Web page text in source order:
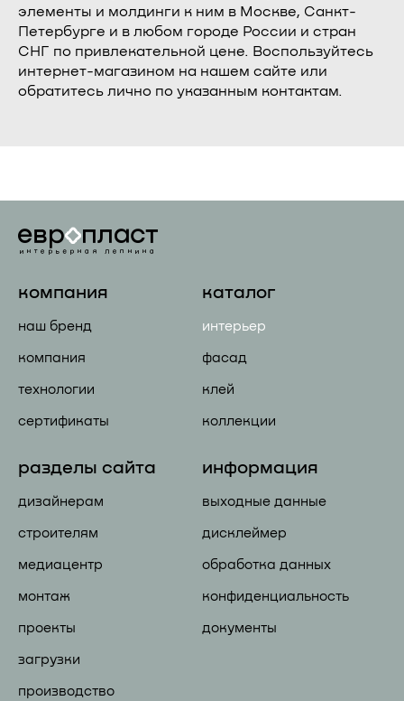
элементы и молдинги к ним в Москве, Санкт-
Петербурге и в любом городе России и стран
СНГ по привлекательной цене. Воспользуйтесь
интернет-магазином на нашем сайте или
обратитесь лично по указанным контактам.
компания
наш бренд
компания
технологии
сертификаты
каталог
интерьер
фасад
клей
коллекции
разделы сайта
дизайнерам
строителям
медиацентр
монтаж
проекты
загрузки
производство
информация
выходные данные
дисклеймер
обработка данных
конфиденциальность
документы